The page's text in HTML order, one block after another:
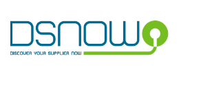
to
content